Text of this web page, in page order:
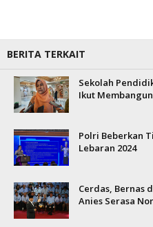
BERITA TERKAIT
Sekolah
Ikut
Polri Beberkan
Lebaran 2024
Cerdas, Bernas
Anies Serasa